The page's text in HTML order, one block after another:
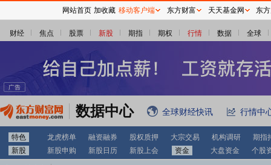
财经 焦点 股票 新股 期指 期权 行情 数据 全球
数据中心 全球财经快讯 行情中
特色 龙虎榜单 融资融券 股权质押 大宗交易 机构调研
期指
新股
新股申购 新股日历 新股上会 资金 大盘资金 个股
网站首页 加收藏 移动客户端 东方财富 天天基金网 东